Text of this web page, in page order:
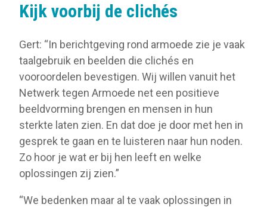
Kijk voorbij de clichés
Gert: “In berichtgeving rond armoede zie je vaak
taalgebruik en beelden die clichés en
vooroordelen bevestigen. Wij willen vanuit het
Netwerk tegen Armoede net een positieve
beeldvorming brengen en mensen in hun
sterkte laten zien. En dat doe je door met hen in
gesprek te gaan en te luisteren naar hun noden.
Zo hoor je wat er bij hen leeft en welke
oplossingen zij zien.”
“We bedenken maar al te vaak oplossingen in